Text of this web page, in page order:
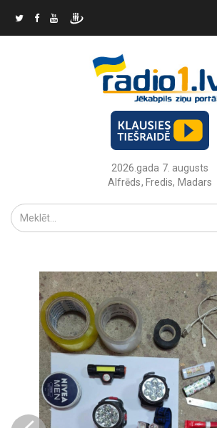
2026.gada 7. augusts
Alfrēds, Fredis, Madars